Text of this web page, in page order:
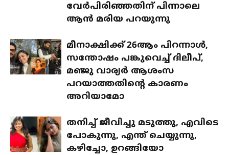
വേർപിരിഞ്ഞതിന് പിന്നാലെ
ആൻ മരിയ പറയുന്നു
മീനാക്ഷിക്ക് 26ആം പിറന്നാൾ,
സന്തോഷം പങ്കുവെച്ച് ദിലീപ്,
മഞ്ജു വാര്യർ ആശംസ
പറയാത്തതിന്റെ കാരണം
അറിയാമോ
തനിച്ച് ജീവിച്ചു മടുത്തു, എവിടെ
പോകുന്നു, എന്ത് ചെയ്യുന്നു,
കഴിച്ചോ, ഉറങ്ങിയോ